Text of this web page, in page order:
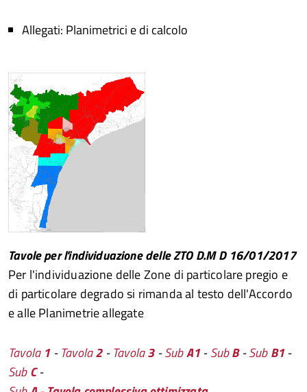
Allegati: Planimetrici e di calcolo
Tavole per l'individuazione delle ZTO D.M D 16/01/2017
Per l'individuazione delle Zone di particolare pregio e
di particolare degrado si rimanda al testo dell'Accordo
e alle Planimetrie allegate
Tavola 1-Tavola2-Tavola3-SubA1-SubB-SubB1-
SubC-